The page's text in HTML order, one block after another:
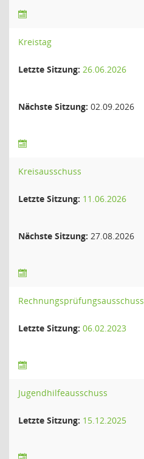
Kreistag
Letzte Sitzung: 26.06.2026
Nächste Sitzung: 02.09.2026
Kreisausschuss
Letzte Sitzung: 11.06.2026
Nächste Sitzung: 27.08.2026
Rechnungsprüfungsausschuss
Letzte Sitzung: 06.02.2023
Jugendhilfeausschuss
Letzte Sitzung: 15.12.2025